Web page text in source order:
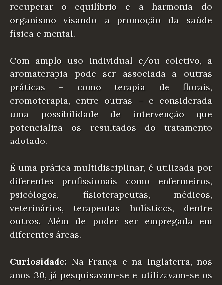
recuperar o equilíbrio e a harmonia do
organismo visando a promoção da saúde
física e mental.
Com amplo uso individual e/ou coletivo, a
aromaterapia pode ser associada a outras
práticas – como terapia de florais,
cromoterapia, entre outras – e considerada
uma possibilidade de intervenção que
potencializa os resultados do tratamento
adotado.
É uma prática multidisciplinar, é utilizada por
diferentes profissionais como enfermeiros,
psicólogos, fisioterapeutas, médicos,
veterinários, terapeutas holísticos, dentre
outros. Além de poder ser empregada em
diferentes áreas.
Curiosidade: Na França e na Inglaterra, nos
anos 30, já pesquisavam-se e utilizavam-se os